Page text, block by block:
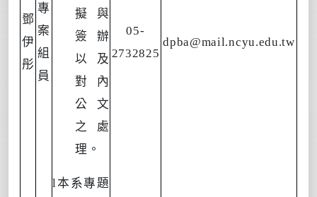
鄧
伊
彤
專
案
組
員
擬與
簽辦
以及
對內
公文
之處
理。
l 本系專題
05-
2732825
dpba@mail.ncyu.edu.tw